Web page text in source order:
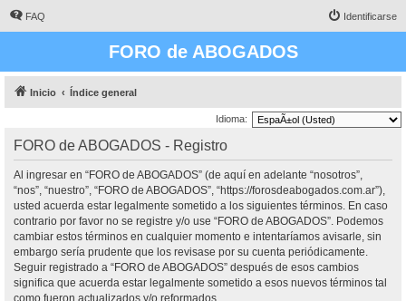
FAQ Identificarse
FORO de ABOGADOS
Inicio Índice general
Idioma:
FORO de ABOGADOS - Registro
Al ingresar en “FORO de ABOGADOS” (de aquí en adelante “nosotros”,
“nos”, “nuestro”, “FORO de ABOGADOS”, “https://forosdeabogados.com.ar”),
usted acuerda estar legalmente sometido a los siguientes términos. En caso
contrario por favor no se registre y/o use “FORO de ABOGADOS”. Podemos
cambiar estos términos en cualquier momento e intentaríamos avisarle, sin
embargo sería prudente que los revisase por su cuenta periódicamente.
Seguir registrado a “FORO de ABOGADOS” después de esos cambios
significa que acuerda estar legalmente sometido a esos nuevos términos tal
como fueron actualizados y/o reformados.